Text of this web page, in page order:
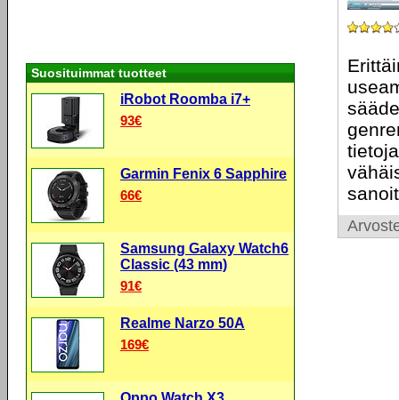
Suosituimmat tuotteet
iRobot Roomba i7+
93€
Garmin Fenix 6 Sapphire
66€
Samsung Galaxy Watch6
Classic (43 mm)
91€
Realme Narzo 50A
169€